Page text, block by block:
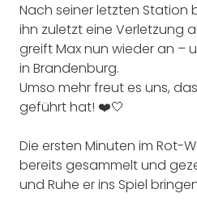
Nach seiner letzten Station
ihn zuletzt eine Verletzung
greift Max nun wieder an –
in Brandenburg.
Umso mehr freut es uns,
geführt hat! ❤️🤍
Die ersten Minuten im Rot-
bereits gesammelt und
und Ruhe er ins Spiel